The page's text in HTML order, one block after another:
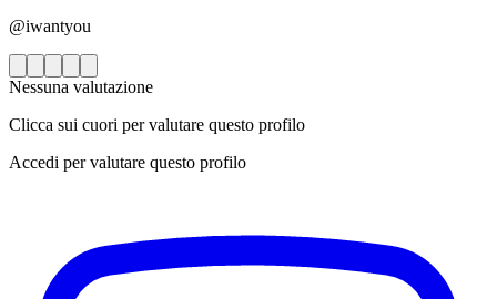
@iwantyou
Nessuna valutazione
Clicca sui cuori per valutare questo profilo
Accedi per valutare questo profilo